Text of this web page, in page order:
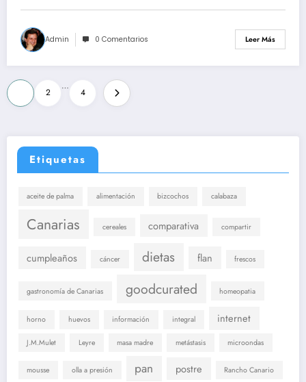
Admin 0 Comentarios Leer Más
Paginación
de
entradas
2
…
4
Etiquetas
aceite de palma alimentación bizcochos calabaza
Canarias cereales comparativa compartir
cumpleaños cáncer dietas flan frescos
gastronomía de Canarias goodcurated homeopatia
horno huevos información integral internet
J.M.Mulet Leyre masa madre metástasis microondas
mousse olla a presión pan postre Rancho Canario